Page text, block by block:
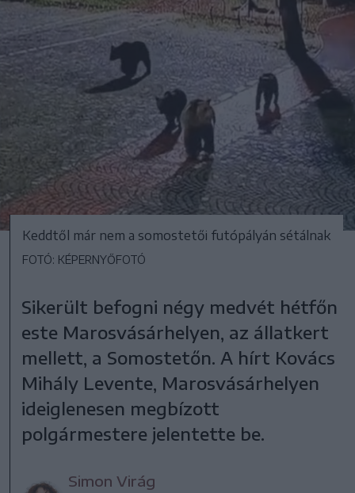
Keddtől már nem a somostetői futópályán sétálnak
FOTÓ: KÉPERNYŐFOTÓ
Sikerült befogni négy medvét hétfőn
este Marosvásárhelyen, az állatkert
mellett, a Somostetőn. A hírt Kovács
Mihály Levente, Marosvásárhelyen
ideiglenesen megbízott
polgármestere jelentette be.
Simon Virág